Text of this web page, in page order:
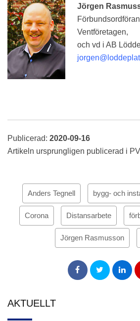
Jörgen
Ventföretagen,
och vd i AB
Publicerad: 2020-09-16
Artikeln ursprungligen publicerad i
Anders Tegnell bygg- och
Corona Distansarbete
Jörgen Rasmusson
AKTUELLT